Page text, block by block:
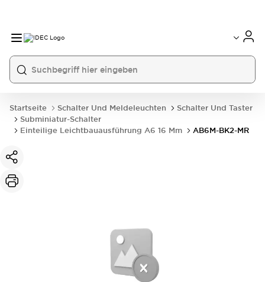
Startseite Schalter Und Meldeleuchten
Schalter Und Taster
Subminiatur-Schalter
Einteilige Leichtbauausführung A6 16 Mm
AB6M-BK2-MR